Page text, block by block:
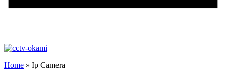
Home » Ip Camera